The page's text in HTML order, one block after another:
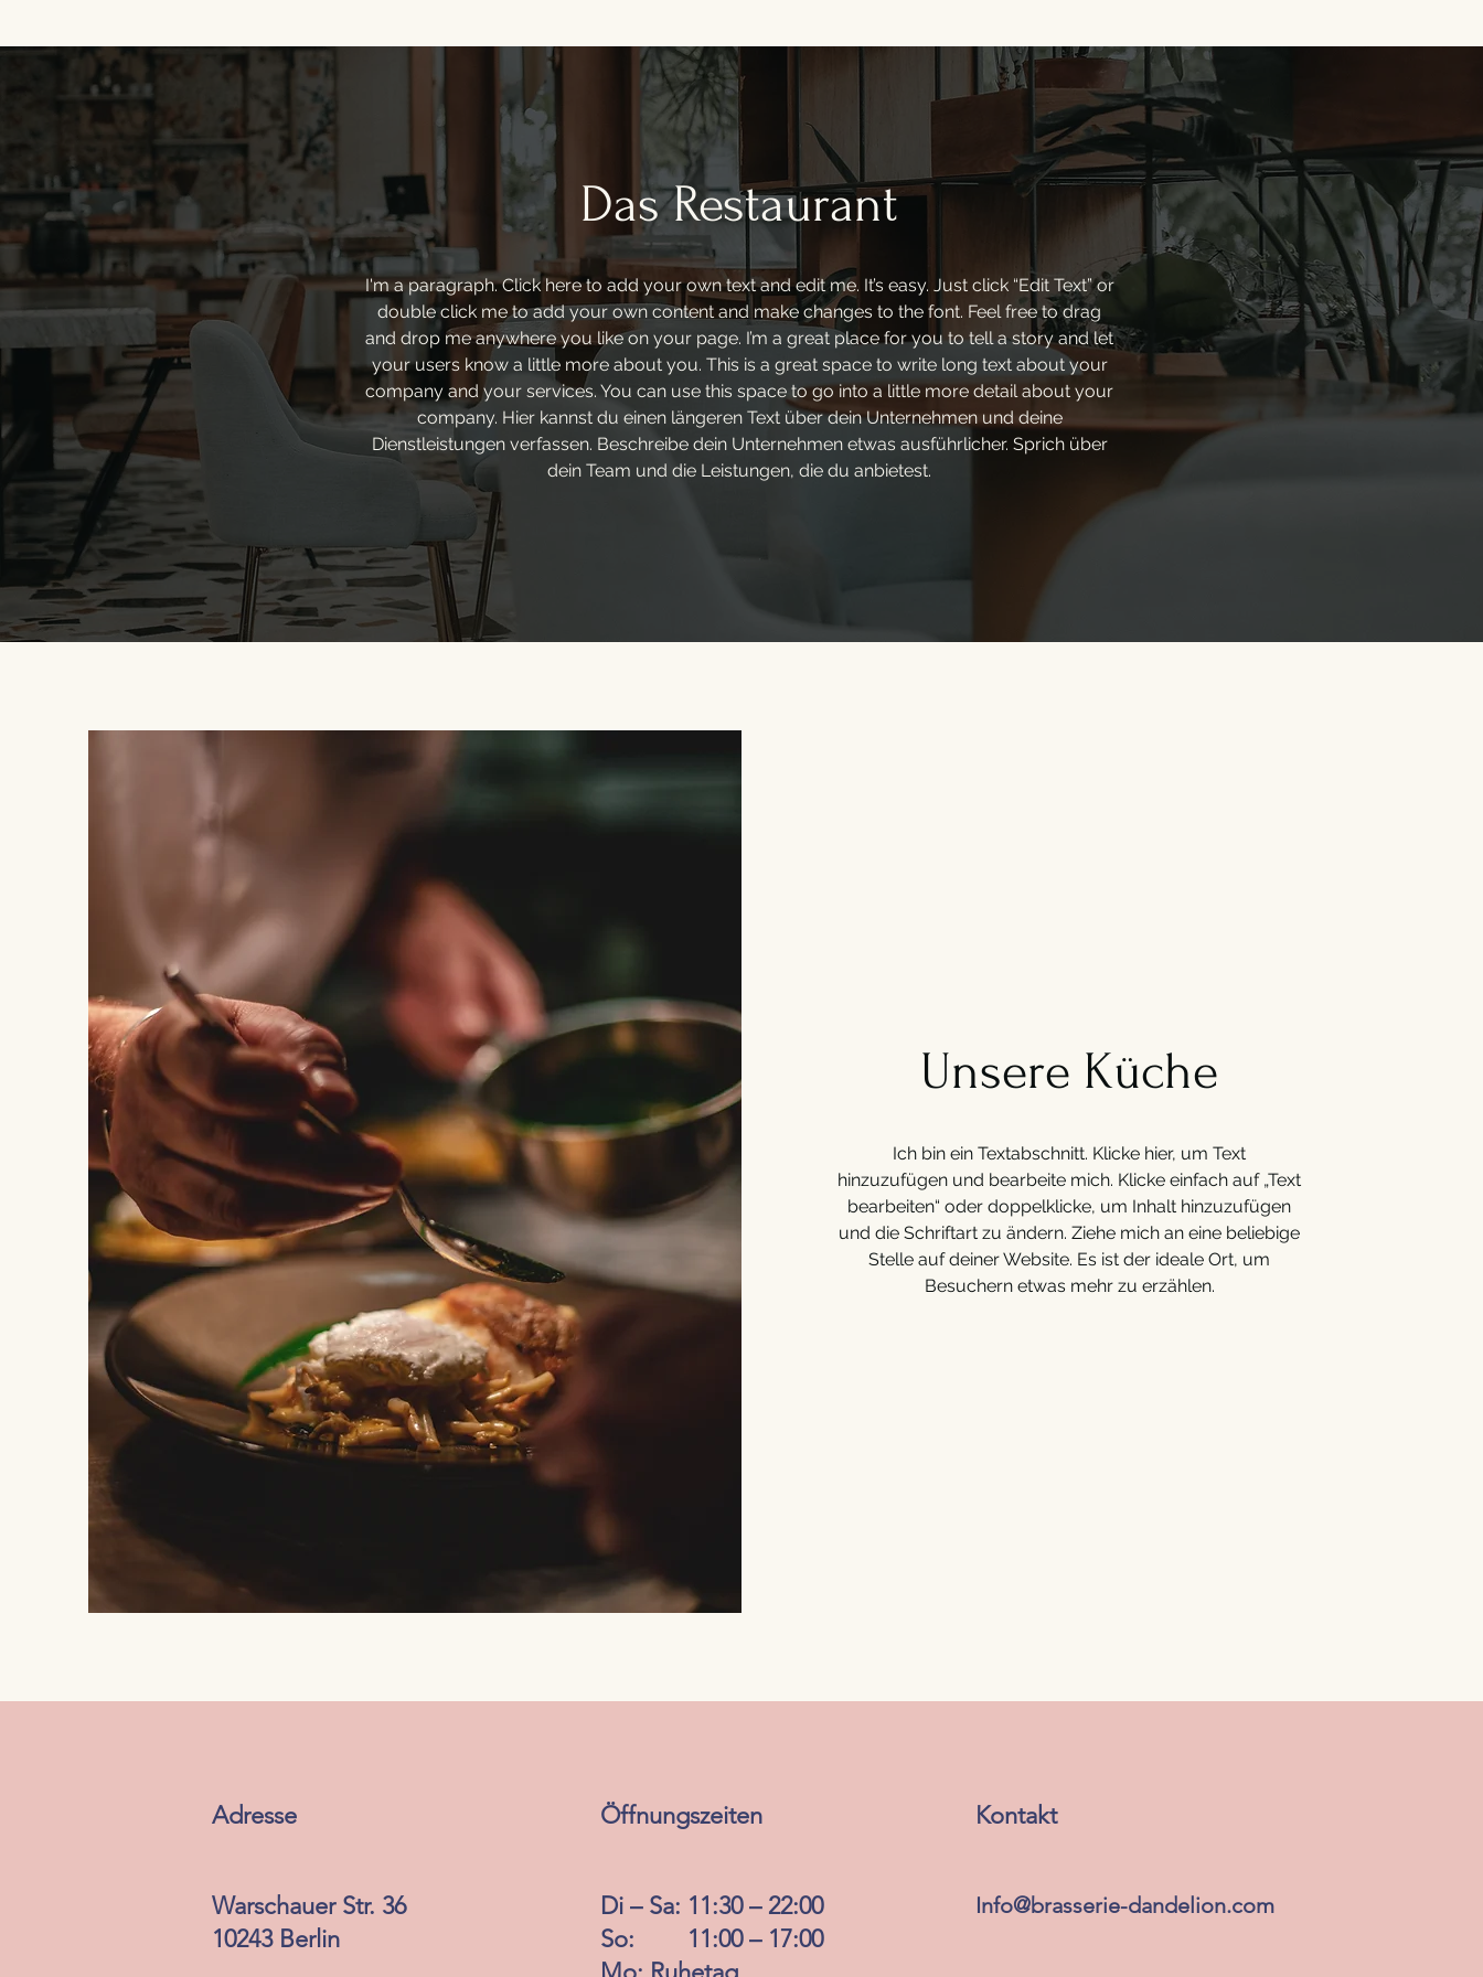
Das Restaurant
I'm a paragraph. Click here to add your own text and edit me. It’s easy. Just click “Edit Text” or
double click me to add your own content and make changes to the font. Feel free to drag
and drop me anywhere you like on your page. I’m a great place for you to tell a story and let
your users know a little more about you. This is a great space to write long text about your
company and your services. You can use this space to go into a little more detail about your
company. Hier kannst du einen längeren Text über dein Unternehmen und deine
Dienstleistungen verfassen. Beschreibe dein Unternehmen etwas ausführlicher. Sprich über
dein Team und die Leistungen, die du anbietest.
Unsere Küche
Ich bin ein Textabschnitt. Klicke hier, um Text
hinzuzufügen und bearbeite mich. Klicke einfach auf „Text
bearbeiten“ oder doppelklicke, um Inhalt hinzuzufügen
und die Schriftart zu ändern. Ziehe mich an eine beliebige
Stelle auf deiner Website. Es ist der ideale Ort, um
Besuchern etwas mehr zu erzählen.
Adresse
Warschauer Str. 36
10243 Berlin
Öffnungszeiten Kontakt
Di – Sa: 11:30 – 22:00
So: 11:00 – 17:00
Info@brasserie-dandelion.com